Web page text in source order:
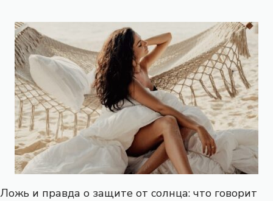
Ложь и правда о защите от солнца: что говорит